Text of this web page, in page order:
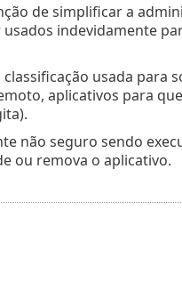
de simplificar a
indevidamente
usada para
aplicativos para
não seguro sendo
ou remova o aplicativo.